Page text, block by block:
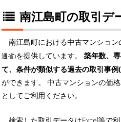
南江島町の取引デ
南江島町における中古マンション
通省)を提供しています。 築年数、
て、条件が類似する過去の取引事
ができます。 中古マンションの価
としてご利用ください。
検索した取引データはExcel等で